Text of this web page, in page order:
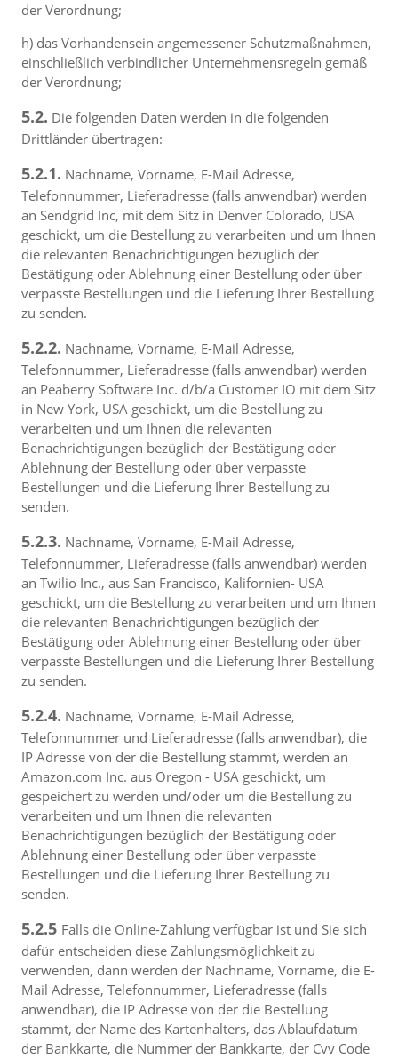
der Verordnung;
h) das Vorhandensein angemessener Schutzmaßnahmen,
einschließlich verbindlicher Unternehmensregeln gemäß
der Verordnung;
5.2. Die folgenden Daten werden in die folgenden
Drittländer übertragen:
5.2.1. Nachname, Vorname, E-Mail Adresse,
Telefonnummer, Lieferadresse (falls anwendbar) werden
an Sendgrid Inc, mit dem Sitz in Denver Colorado, USA
geschickt, um die Bestellung zu verarbeiten und um Ihnen
die relevanten Benachrichtigungen bezüglich der
Bestätigung oder Ablehnung einer Bestellung oder über
verpasste Bestellungen und die Lieferung Ihrer Bestellung
zu senden.
5.2.2. Nachname, Vorname, E-Mail Adresse,
Telefonnummer, Lieferadresse (falls anwendbar) werden
an Peaberry Software Inc. d/b/a Customer IO mit dem Sitz
in New York, USA geschickt, um die Bestellung zu
verarbeiten und um Ihnen die relevanten
Benachrichtigungen bezüglich der Bestätigung oder
Ablehnung der Bestellung oder über verpasste
Bestellungen und die Lieferung Ihrer Bestellung zu
senden.
5.2.3. Nachname, Vorname, E-Mail Adresse,
Telefonnummer, Lieferadresse (falls anwendbar) werden
an Twilio Inc., aus San Francisco, Kalifornien- USA
geschickt, um die Bestellung zu verarbeiten und um Ihnen
die relevanten Benachrichtigungen bezüglich der
Bestätigung oder Ablehnung einer Bestellung oder über
verpasste Bestellungen und die Lieferung Ihrer Bestellung
zu senden.
5.2.4. Nachname, Vorname, E-Mail Adresse,
Telefonnummer und Lieferadresse (falls anwendbar), die
IP Adresse von der die Bestellung stammt, werden an
Amazon.com Inc. aus Oregon - USA geschickt, um
gespeichert zu werden und/oder um die Bestellung zu
verarbeiten und um Ihnen die relevanten
Benachrichtigungen bezüglich der Bestätigung oder
Ablehnung einer Bestellung oder über verpasste
Bestellungen und die Lieferung Ihrer Bestellung zu
senden.
5.2.5 Falls die Online-Zahlung verfügbar ist und Sie sich
dafür entscheiden diese Zahlungsmöglichkeit zu
verwenden, dann werden der Nachname, Vorname, die E-
Mail Adresse, Telefonnummer, Lieferadresse (falls
anwendbar), die IP Adresse von der die Bestellung
stammt, der Name des Kartenhalters, das Ablaufdatum
der Bankkarte, die Nummer der Bankkarte, der Cvv Code